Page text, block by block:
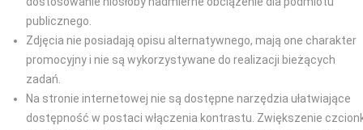
publicznego.
Zdjęcia nie posiadają opisu alternatywnego, mają one charakter
promocyjny i nie są wykorzystywane do realizacji bieżących
zadań.
Na stronie internetowej nie są dostępne narzędzia ułatwiające
dostępność w postaci włączenia kontrastu. Zwiększenie